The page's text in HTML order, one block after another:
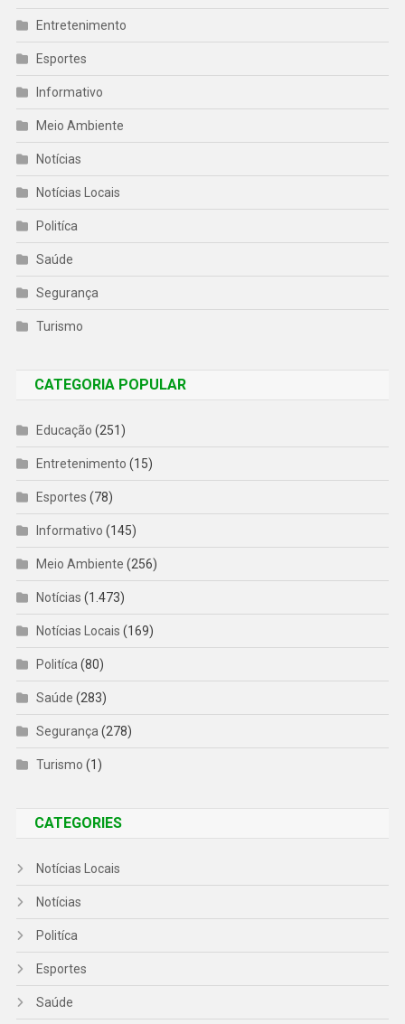
Entretenimento
Esportes
Informativo
Meio Ambiente
Notícias
Notícias Locais
Politíca
Saúde
Segurança
Turismo
CATEGORIA POPULAR
Educação (251)
Entretenimento (15)
Esportes (78)
Informativo (145)
Meio Ambiente (256)
Notícias (1.473)
Notícias Locais (169)
Politíca (80)
Saúde (283)
Segurança (278)
Turismo (1)
CATEGORIES
Notícias Locais
Notícias
Politíca
Esportes
Saúde